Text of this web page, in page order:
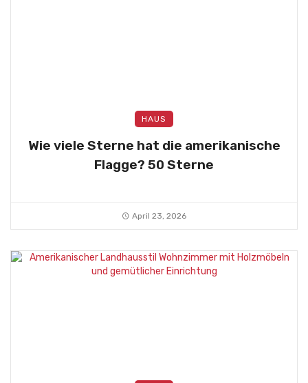
HAUS
Wie viele Sterne hat die amerikanische
Flagge? 50 Sterne
April 23, 2026